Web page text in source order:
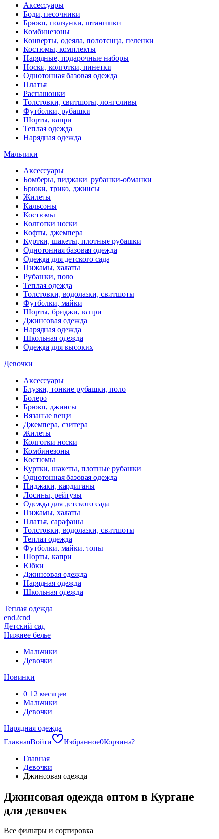
Аксессуары
Боди, песочники
Брюки, ползунки, штанишки
Комбинезоны
Конверты, одеяла, полотенца, пеленки
Костюмы, комплекты
Нарядные, подарочные наборы
Носки, колготки, пинетки
Однотонная базовая одежда
Платья
Распашонки
Толстовки, свитшоты, лонгсливы
Футболки, рубашки
Шорты, капри
Теплая одежда
Нарядная одежда
Мальчики
Аксессуары
Бомберы, пиджаки, рубашки-обманки
Брюки, трико, джинсы
Жилеты
Кальсоны
Костюмы
Колготки носки
Кофты, джемпера
Куртки, шакеты, плотные рубашки
Однотонная базовая одежда
Одежда для детского сада
Пижамы, халаты
Рубашки, поло
Теплая одежда
Толстовки, водолазки, свитшоты
Футболки, майки
Шорты, бриджи, капри
Джинсовая одежда
Нарядная одежда
Школьная одежда
Одежда для высоких
Девочки
Аксессуары
Блузки, тонкие рубашки, поло
Болеро
Брюки, джинсы
Вязаные вещи
Джемпера, свитера
Жилеты
Колготки носки
Комбинезоны
Костюмы
Куртки, шакеты, плотные рубашки
Однотонная базовая одежда
Пиджаки, кардиганы
Лосины, рейтузы
Одежда для детского сада
Пижамы, халаты
Платья, сарафаны
Толстовки, водолазки, свитшоты
Теплая одежда
Футболки, майки, топы
Шорты, капри
Юбки
Джинсовая одежда
Нарядная одежда
Школьная одежда
Теплая одежда
end2end
Детский сад
Нижнее белье
Мальчики
Девочки
Новинки
0-12 месяцев
Мальчики
Девочки
Нарядная одежда
ГлавнаяВойти Избранное0Корзина?
Главная
Девочки
Джинсовая одежда
Джинсовая одежда оптом в Кургане
для девочек
Все фильтры и сортировка